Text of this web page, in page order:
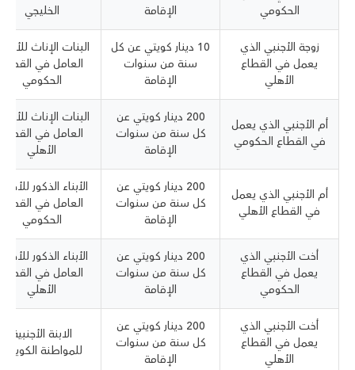
الحكومي
الإقامة
الخليجي
زوجة الأجنبي الذي
يعمل في القطاع
الأهلي
10 دينار كويتي عن كل
سنة من سنوات
الإقامة
البنات الإناث
العامل في القطاع
الحكومي
أم الأجنبي الذي يعمل
في القطاع الحكومي
200 دينار كويتي عن
كل سنة من سنوات
الإقامة
البنات الإناث
العامل في القطاع
الأهلي
أم الأجنبي الذي يعمل
في القطاع الأهلي
200 دينار كويتي عن
كل سنة من سنوات
الإقامة
الأبناء الذكور
العامل في القطاع
الحكومي
أخت الأجنبي الذي
يعمل في القطاع
الحكومي
200 دينار كويتي عن
كل سنة من سنوات
الإقامة
الأبناء الذكور
العامل في القطاع
الأهلي
أخت الأجنبي الذي
يعمل في القطاع
الأهلي
200 دينار كويتي عن
كل سنة من سنوات
الإقامة
الابنة الأجنبية
للمواطنة الكويتية